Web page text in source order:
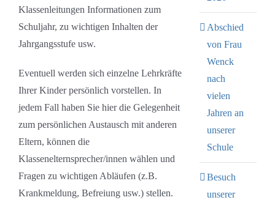
Klassenleitungen Informationen zum
Schuljahr, zu wichtigen Inhalten der
Jahrgangsstufe usw.
Eventuell werden sich einzelne Lehrkräfte
Ihrer Kinder persönlich vorstellen. In
jedem Fall haben Sie hier die Gelegenheit
zum persönlichen Austausch mit anderen
Eltern, können die
Klassenelternsprecher/innen wählen und
Fragen zu wichtigen Abläufen (z.B.
Krankmeldung, Befreiung usw.) stellen.
Abschied
von Frau
Wenck
nach
vielen
Jahren an
unserer
Schule
Besuch
unserer